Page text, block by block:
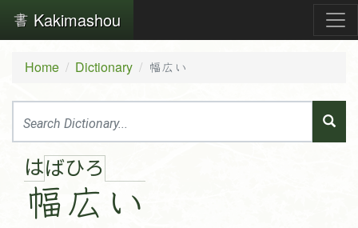
Kakimashou
Home Dictionary 幅広い
はば
幅
ひろ
広 い